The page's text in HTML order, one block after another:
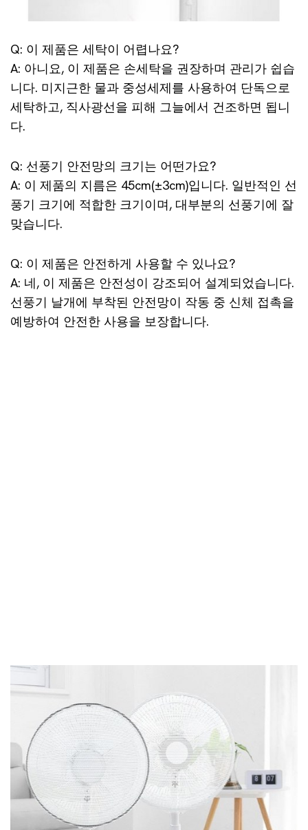
Q: 이 제품은 세탁이 어렵나요?
A: 아니요, 이 제품은 손세탁을 권장하며 관리가 쉽습
니다. 미지근한 물과 중성세제를 사용하여 단독으로
세탁하고, 직사광선을 피해 그늘에서 건조하면 됩니
다.
Q: 선풍기 안전망의 크기는 어떤가요?
A: 이 제품의 지름은 45cm(±3cm)입니다. 일반적인 선
풍기 크기에 적합한 크기이며, 대부분의 선풍기에 잘
맞습니다.
Q: 이 제품은 안전하게 사용할 수 있나요?
A: 네, 이 제품은 안전성이 강조되어 설계되었습니다.
선풍기 날개에 부착된 안전망이 작동 중 신체 접촉을
예방하여 안전한 사용을 보장합니다.